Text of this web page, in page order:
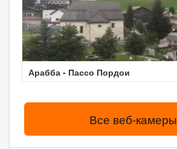
Арабба - Пассо Пордои
Все веб-камеры